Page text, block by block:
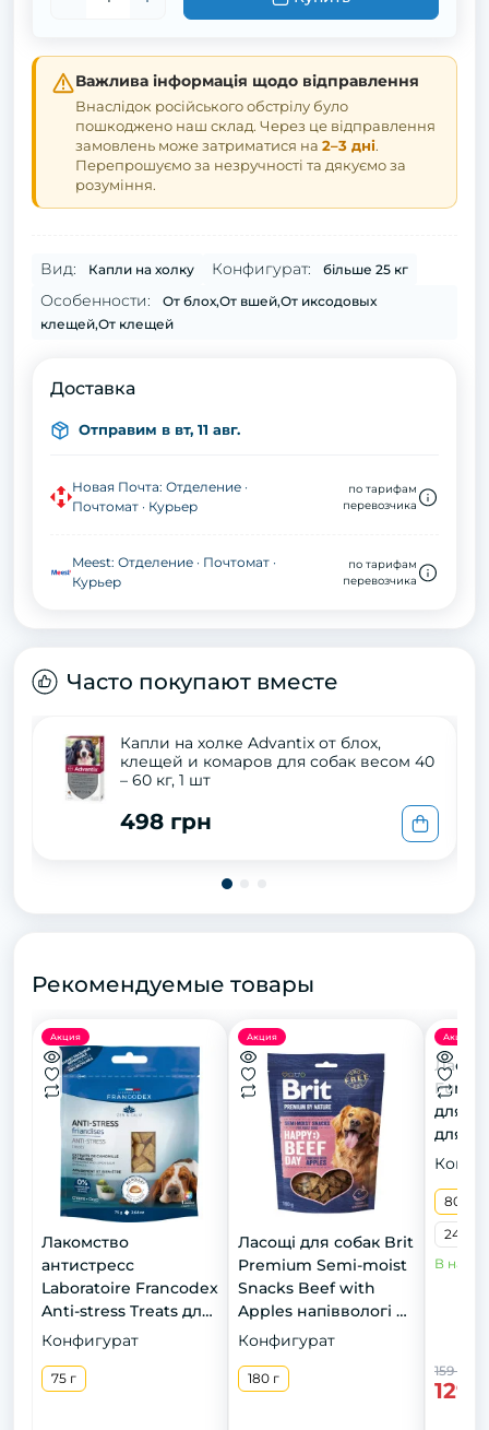
Важлива інформація щодо відправлення
Внаслідок російського обстрілу було
пошкоджено наш склад. Через це відправлення
замовлень може затриматися на 2–3 дні.
Перепрошуємо за незручності та дякуємо за
розуміння.
Вид: Капли на холку Конфигурат: більше 25 кг
Особенности:
От блох,От вшей,От иксодовых
клещей,От клещей
Доставка
Отправим в вт, 11 авг.
Новая Почта: Отделение ·
Почтомат · Курьер
по тарифам
перевозчика
Meest: Отделение · Почтомат ·
Курьер
по тарифам
перевозчика
Часто покупают вместе
Капли на холке Advantix от блох,
клещей и комаров для собак весом 40
– 60 кг, 1 шт
498 грн
Рекомендуемые товары
Акция
Лакомство
антистресс
Laboratoire Francodex
Anti-stress Treats для
собак, 75 г
Конфигурат
75 г
Акция
Ласощі для cобак Brit
Premium Semi-moist
Snacks Beef with
Apples напіввологі з
яловичиною і
Конфигурат
180 г
Акция
Fun
для
для
80 г
240 г
В
159 грн
129